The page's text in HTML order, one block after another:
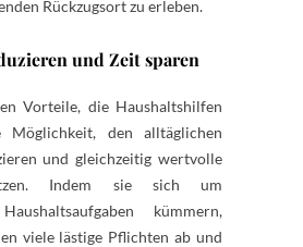
Rückzugsort zu erleben.
und Zeit sparen
Vorteile, die Haushaltshilfen
den alltäglichen
und gleichzeitig wertvolle
Indem sie sich um
kümmern,
viele lästige Pflichten ab und